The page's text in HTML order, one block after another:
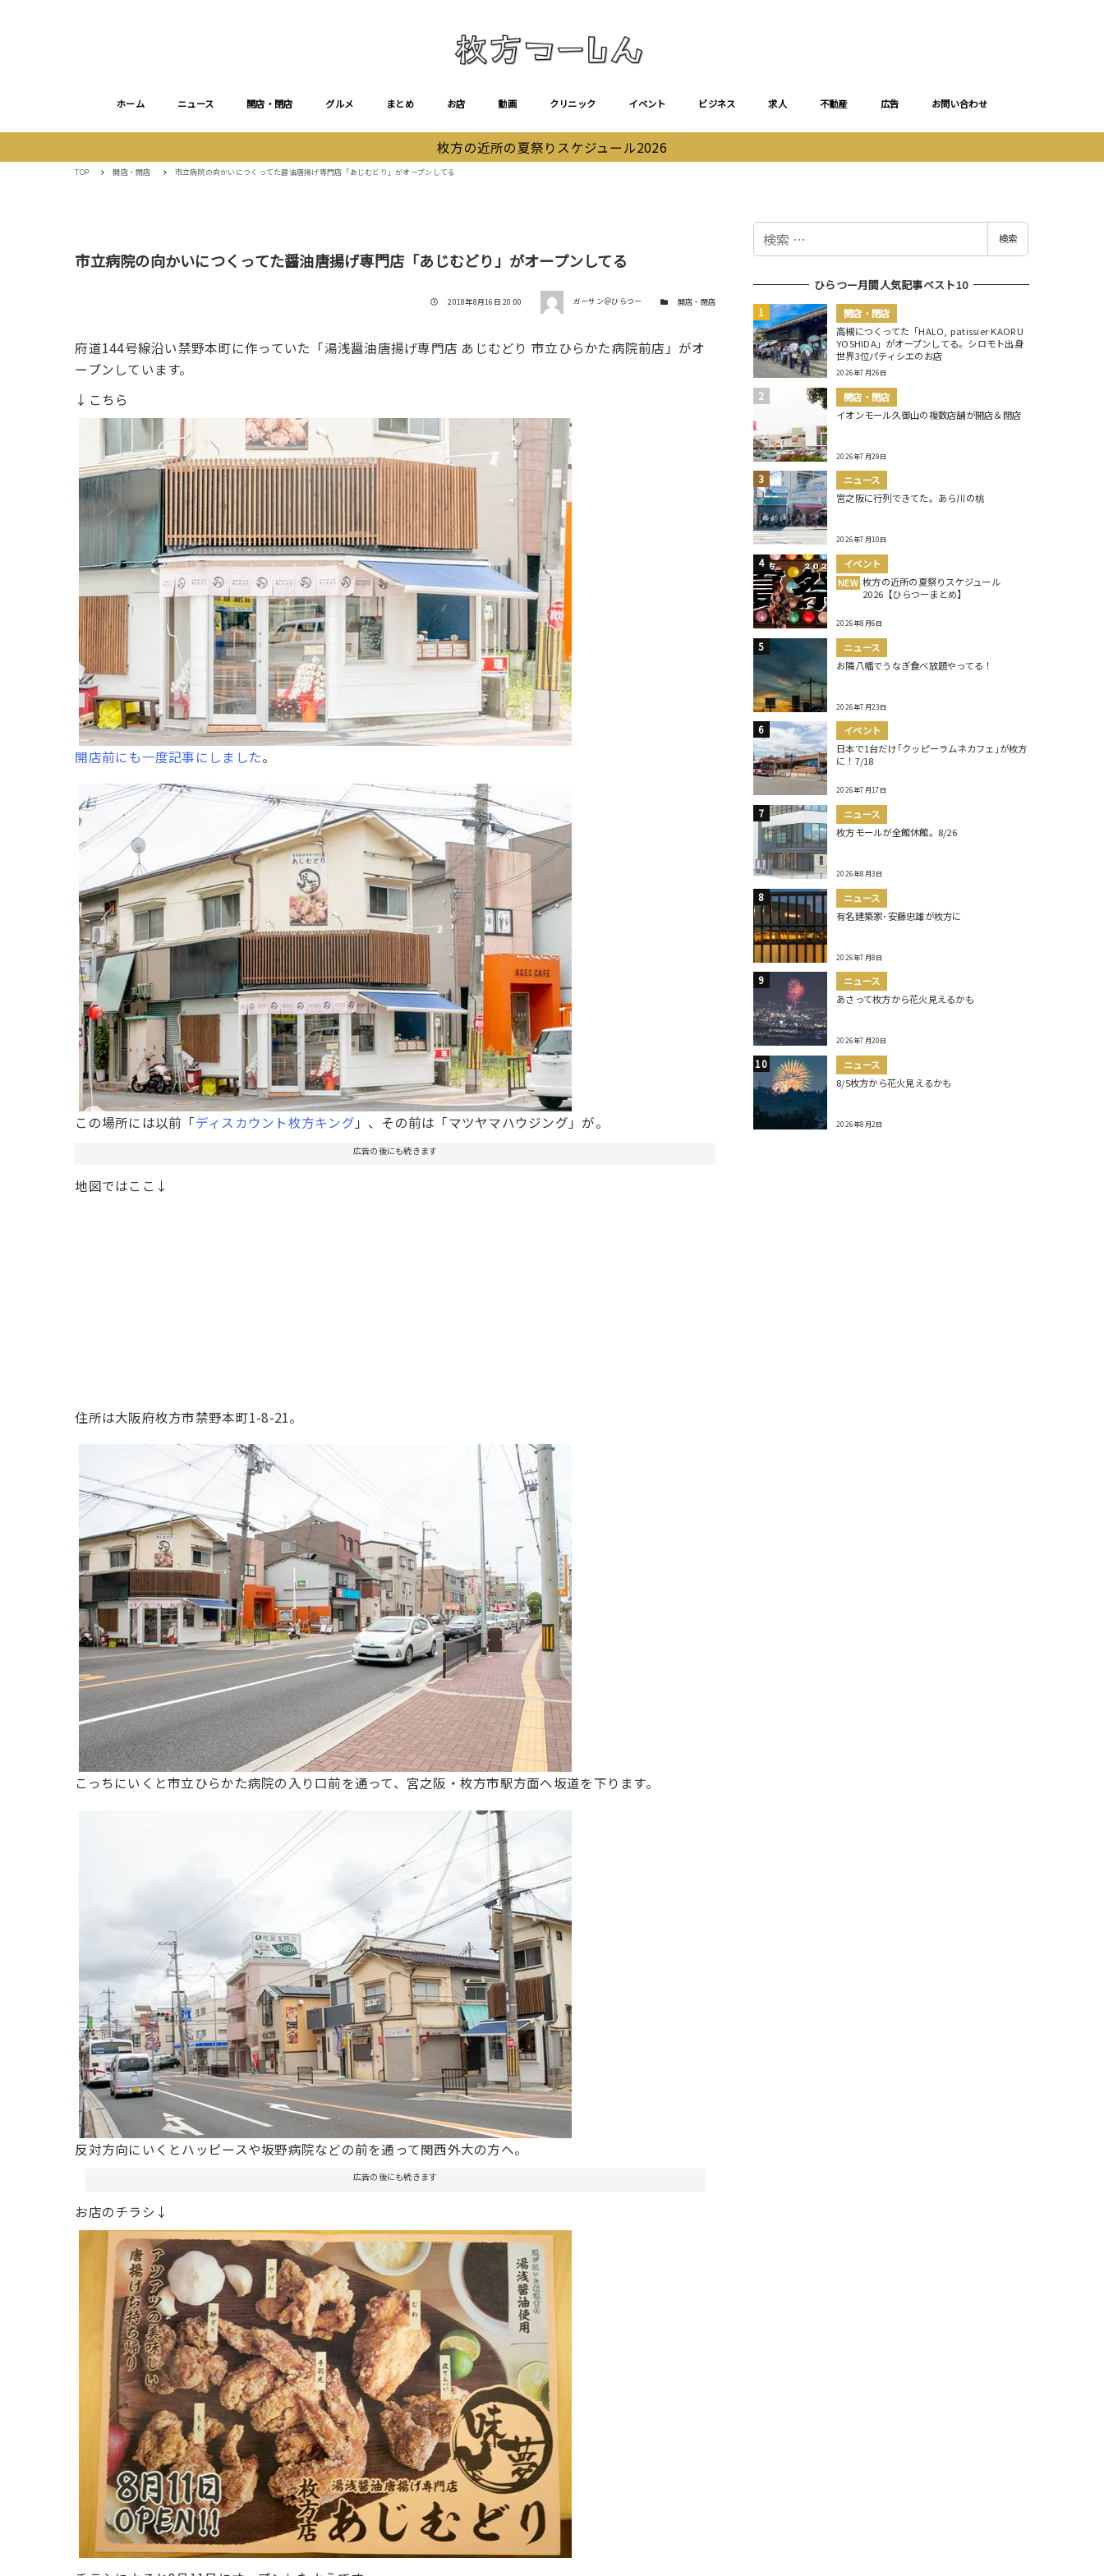
ホーム ニュース 開店・閉店 グルメ まとめ お店 動画 クリニック イベント ビジネス 求人 不動産 広告 お問い合わせ
枚方の近所の夏祭りスケジュール2026
TOP 開店・閉店 市立病院の向かいにつくってた醤油唐揚げ専門店「あじむどり」がオープンしてる
市立病院の向かいにつくってた醤油唐揚げ専門店「あじむどり」がオープンしてる
投稿日
2018年8月16日 20:00 著者 ガーサン＠ひらつー カテゴリー開店・閉店
府道144号線沿い禁野本町に作っていた「湯浅醤油唐揚げ専門店 あじむどり 市立ひらかた病院前店」がオ
ープンしています。
↓こちら
開店前にも一度記事にしました。
この場所には以前「ディスカウント枚方キング 」、その前は「マツヤマハウジング」が。
広告の後にも続きます
地図ではここ↓
住所は大阪府枚方市禁野本町1-8-21。
こっちにいくと市立ひらかた病院の入り口前を通って、宮之阪・枚方市駅方面へ坂道を下ります。
反対方向にいくとハッピースや坂野病院などの前を通って関西外大の方へ。
広告の後にも続きます
お店のチラシ↓
検
検索
ひらつー月間人気記事ベスト10
開店・閉店
高槻につくってた「HALO, patissier KAORU
YOSHIDA」がオープンしてる。シロモト出身
世界3位パティシエのお店
2026年7月26日
開店・閉店
イオンモール久御山の複数店舗が開店＆閉店
2026年7月29日
ニュース
宮之阪に行列できてた。あら川の桃
2026年7月10日
イベント
NEW 枚方の近所の夏祭りスケジュール
2026【ひらつーまとめ】
2026年8月6日
ニュース
お隣八幡でうなぎ食べ放題やってる！
2026年7月23日
イベント
日本で1台だけ｢クッピーラムネカフェ｣が枚方
に！7/18
2026年7月17日
ニュース
枚方モールが全館休館。8/26
2026年8月3日
ニュース
有名建築家･安藤忠雄が枚方に
2026年7月8日
ニュース
あさって枚方から花火見えるかも
2026年7月20日
ニュース
8/5枚方から花火見えるかも
2026年8月2日